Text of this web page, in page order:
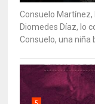
Consuelo
Diomedes Díaz, lo
Consuelo, una niña